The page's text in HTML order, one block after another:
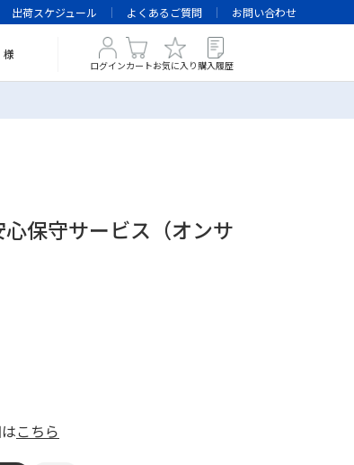
出荷スケジュール よくあるご質問 お問い合わせ
様
ログインカートお気に入り 購入履歴
保守サービス（オンサ
こちら